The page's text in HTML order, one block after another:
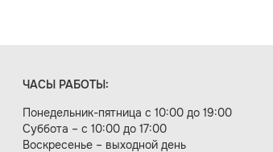
ЧАСЫ РАБОТЫ:
Понедельник-пятница с 10:00 до 19:00
Суббота – с 10:00 до 17:00
Воскресенье – выходной день